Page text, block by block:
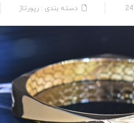
دسته بندی : رپورتاژ